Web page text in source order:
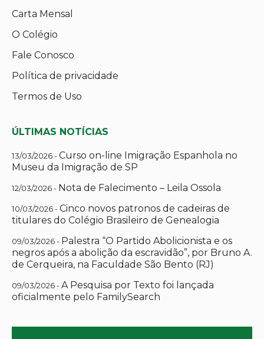
Carta Mensal
O Colégio
Fale Conosco
Política de privacidade
Termos de Uso
ÚLTIMAS NOTÍCIAS
13/03/2026 -Curso on-line Imigração Espanhola no
Museu da Imigração de SP
12/03/2026 - Nota de Falecimento – Leila Ossola
10/03/2026 -Cinco novos patronos de cadeiras de
titulares do Colégio Brasileiro de Genealogia
09/03/2026 - Palestra “O Partido Abolicionista e os
negros após a abolição da escravidão”, por Bruno A.
de Cerqueira, na Faculdade São Bento (RJ)
09/03/2026 -A Pesquisa por Texto foi lançada
oficialmente pelo FamilySearch